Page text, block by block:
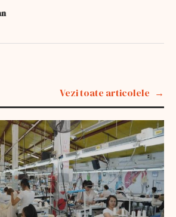
Vezi toate articolele